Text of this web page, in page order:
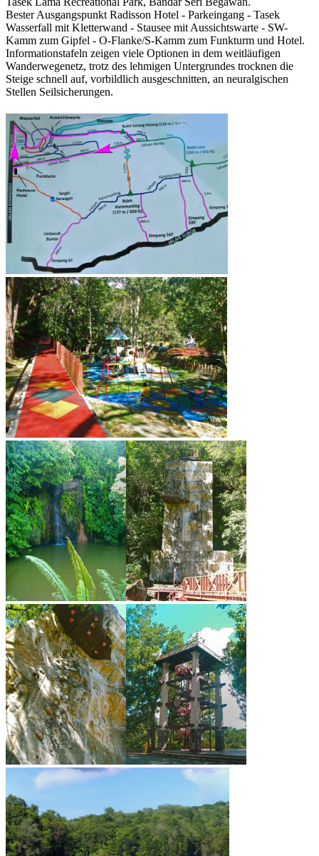
Bester Ausgangspunkt Radisson Hotel - Parkeingang - Tasek
Wasserfall mit Kletterwand - Stausee mit Aussichtswarte - SW-
Kamm zum Gipfel - O-Flanke/S-Kamm zum Funkturm und Hotel.
Informationstafeln zeigen viele Optionen in dem weitläufigen
Wanderwegenetz, trotz des lehmigen Untergrundes trocknen die
Steige schnell auf, vorbildlich ausgeschnitten, an neuralgischen
Stellen Seilsicherungen.